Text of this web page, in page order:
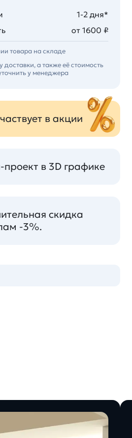
1-2 дня*
от 1600 ₽
товара на складе
доставки, а также её стоимость
у менеджера
в акции
в 3D графике
скидка
-3%.